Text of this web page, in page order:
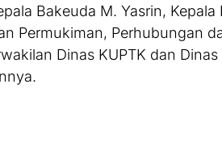
Bakeuda M. Yasrin, Kepala
Permukiman, Perhubungan
Dinas KUPTK dan